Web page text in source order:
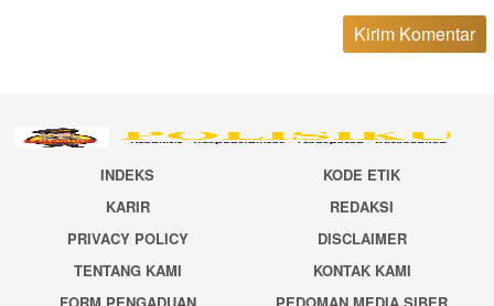
INDEKS
KODE ETIK
KARIR
REDAKSI
PRIVACY POLICY
DISCLAIMER
TENTANG KAMI
KONTAK KAMI